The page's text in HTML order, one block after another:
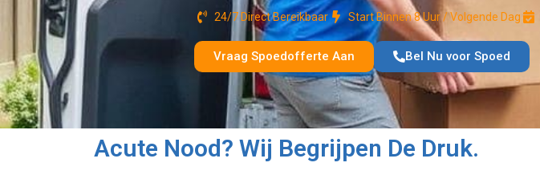
24/7 Direct Bereikbaar
Start Binnen 8 Uur / Volgende Dag
Vraag Spoedofferte Aan Bel Nu voor Spoed
Acute Nood? Wij Begrijpen De Druk.